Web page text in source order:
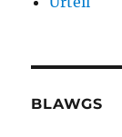
BLAWGS